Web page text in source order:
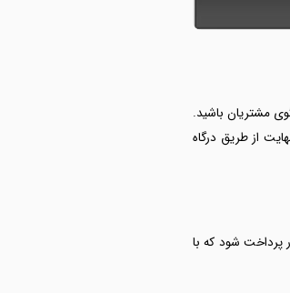
مشتریان باشید.
از طریق درگاه
پرداخت شود که با